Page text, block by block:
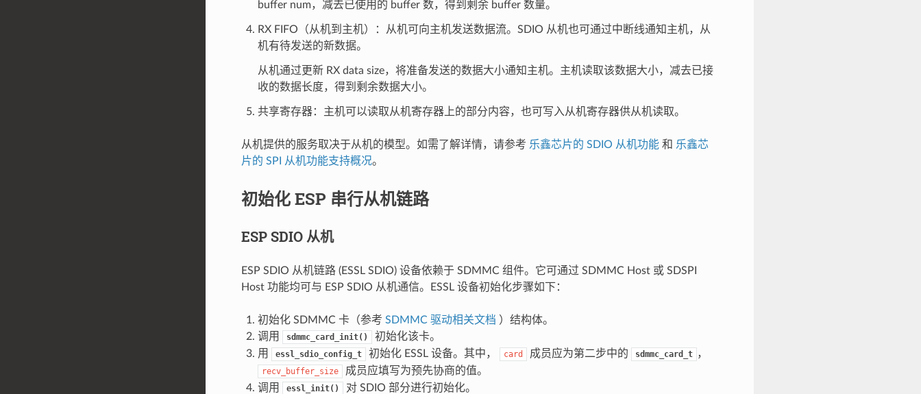
buffer num，减去已使用的 buffer 数，得到剩余 buffer 数量。
RX FIFO（从机到主机）：从机可向主机发送数据流。SDIO 从机也可通过中断线通知主机，从
机有待发送的新数据。
从机通过更新 RX data size，将准备发送的数据大小通知主机。主机读取该数据大小，减去已接
收的数据长度，得到剩余数据大小。
共享寄存器：主机可以读取从机寄存器上的部分内容，也可写入从机寄存器供从机读取。
从机提供的服务取决于从机的模型。如需了解详情，请参考 乐鑫芯片的 SDIO 从机功能和 乐鑫芯
片的 SPI 从机功能支持概况。
初始化 ESP 串行从机链路
ESP SDIO 从机
ESP SDIO 从机链路 (ESSL SDIO) 设备依赖于 SDMMC 组件。它可通过 SDMMC Host 或 SDSPI
Host 功能均可与 ESP SDIO 从机通信。ESSL 设备初始化步骤如下：
初始化 SDMMC 卡（参考 SDMMC 驱动相关文档 ）结构体。
调用
sdmmc_card_init()
初始化该卡。
用
essl_sdio_config_t 初始化 ESSL 设备。其中， card 成员应为第二步中的 sdmmc_card_t ，
recv_buffer_size
成员应填写为预先协商的值。
调用
essl_init()
对 SDIO 部分进行初始化。